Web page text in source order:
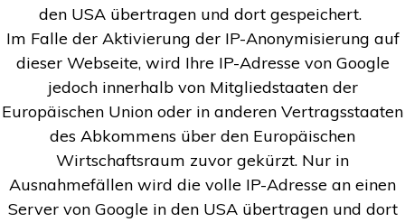
den USA übertragen und dort gespeichert.
Im Falle der Aktivierung der IP-Anonymisierung auf
dieser Webseite, wird Ihre IP-Adresse von Google
jedoch innerhalb von Mitgliedstaaten der
Europäischen Union oder in anderen Vertragsstaaten
des Abkommens über den Europäischen
Wirtschaftsraum zuvor gekürzt. Nur in
Ausnahmefällen wird die volle IP-Adresse an einen
Server von Google in den USA übertragen und dort